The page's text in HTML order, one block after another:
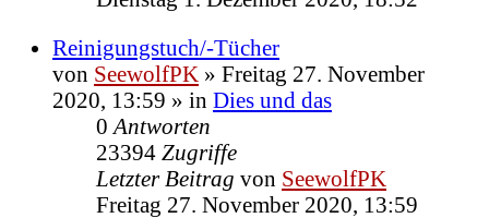
Reinigungstuch/-Tücher
von SeewolfPK » Freitag 27. November
2020, 13:59 » in Dies und das
0 Antworten
23394 Zugriffe
Letzter Beitrag von SeewolfPK
Freitag 27. November 2020, 13:59